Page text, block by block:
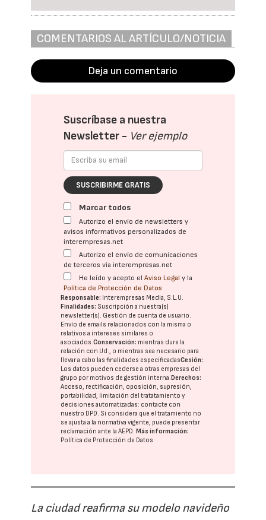
COMENTARIOS AL ARTÍCULO/NOTICIA
Deja un comentario
Suscríbase a nuestra
Newsletter - Ver ejemplo
SUSCRIBIRME GRATIS
Marcar todos
Autorizo el envío de newsletters y
avisos informativos personalizados de
interempresas.net
Autorizo el envío de comunicaciones
de terceros vía interempresas.net
He leído y acepto elAviso Legal y la
Política de Protección de Datos
Responsable: Interempresas Media, S.L.U.
Finalidades: Suscripción a nuestra(s)
newsletter(s). Gestión de cuenta de usuario.
Envío de emails relacionados con la misma o
relativos a intereses similares o
asociados.Conservación: mientras dure la
relación con Ud., o mientras sea necesario para
llevar a cabo las finalidades especificadasCesión:
Los datos pueden cederse a otras empresas del
grupo por motivos de gestión interna.Derechos:
Acceso, rectificación, oposición, supresión,
portabilidad, limitación del tratatamiento y
decisiones automatizadas: contacte con
nuestro DPD. Si considera que el tratamiento no
se ajusta a la normativa vigente, puede presentar
reclamación ante laAEPD.Más información:
Política de Protección de Datos
La ciudad reafirma su modelo navideño